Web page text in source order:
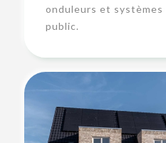
onduleurs et systèmes
public.